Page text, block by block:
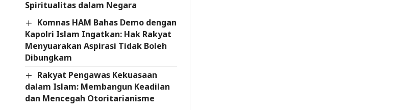
Spiritualitas dalam Negara
Komnas HAM Bahas Demo dengan
Kapolri Islam Ingatkan: Hak Rakyat
Menyuarakan Aspirasi Tidak Boleh
Dibungkam
Rakyat Pengawas Kekuasaan
dalam Islam: Membangun Keadilan
dan Mencegah Otoritarianisme